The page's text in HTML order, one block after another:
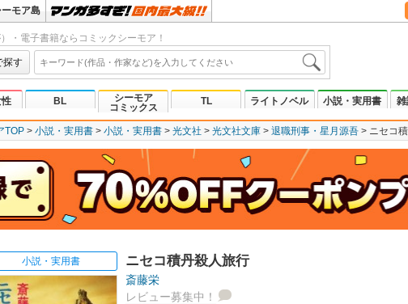
ーモア島
・電子書籍ならコミックシーモア！
探す
BL
シーモア
コミックス
TL ライトノベル 小説・実用書
TOP 小説・実用書 小説・実用書 光文社 光文社文庫 退職刑事・星月源吾 ニセコ
小説・実用書 ニセコ積丹殺人旅行
斎藤栄
レビュー募集中！